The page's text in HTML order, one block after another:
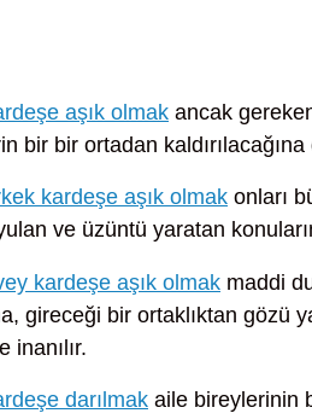
aşık olmak ancak
bir bir ortadan
kardeşe aşık olmak onları
ve üzüntü yaratan
kardeşe aşık olmak maddi
gireceği bir ortaklıktan gözü
inanılır.
darılmak aile bireylerinin